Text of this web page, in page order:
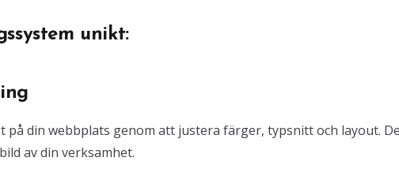
unikt:
din webbplats genom att justera färger, typsnitt och layout.
av din verksamhet.